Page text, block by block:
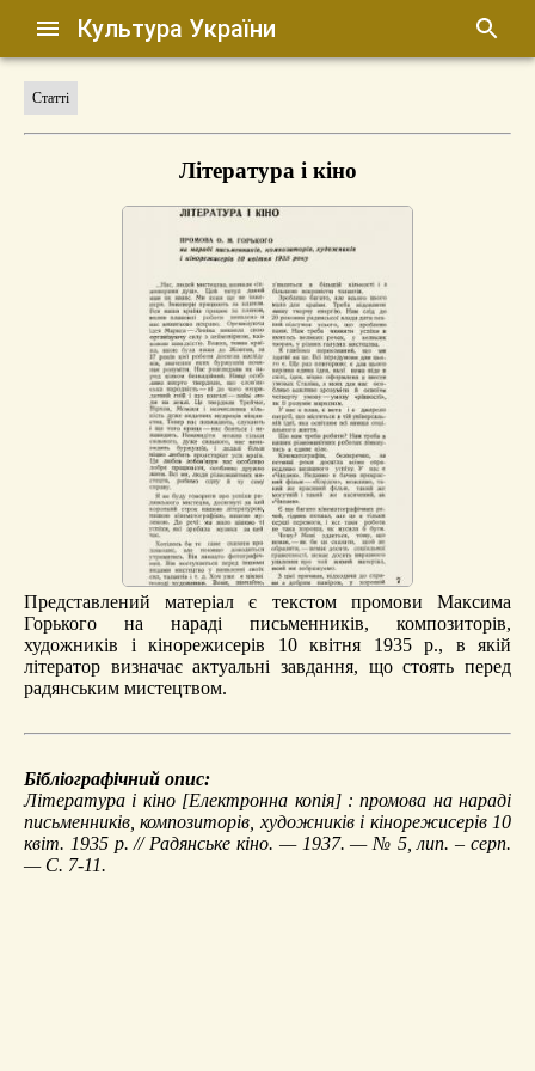
Культура України
Статті
Література і кіно
Представлений матеріал є текстом промови Максима
Горького на нараді письменників, композиторів,
художників і кінорежисерів 10 квітня 1935 р., в якій
літератор визначає актуальні завдання, що стоять перед
радянським мистецтвом.
Бібліографічний опис:
Література і кіно[Електронна копія] : промова на нараді
письменників, композиторів, художників і кінорежисерів 10
квіт. 1935 р. // Радянське кіно. — 1937. — № 5, лип. – серп.
— С. 7-11.